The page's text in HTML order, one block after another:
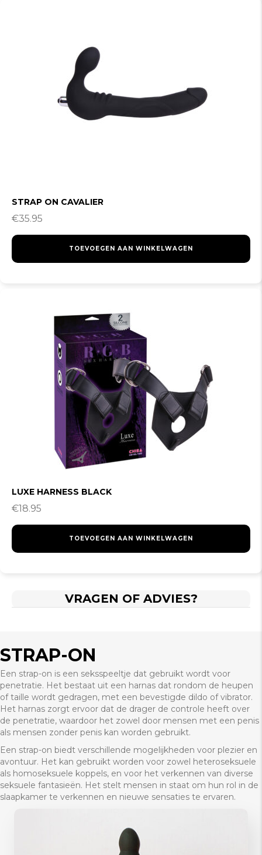
VRAGEN OF ADVIES?
STRAP ON CAVALIER
€35.95
TOEVOEGEN AAN WINKELWAGEN
LUXE HARNESS BLACK
€18.95
TOEVOEGEN AAN WINKELWAGEN
STRAP-ON
Een strap-on is een seksspeeltje dat gebruikt wordt voor
penetratie. Het bestaat uit een harnas dat rondom de heupen
of taille wordt gedragen, met een bevestigde dildo of vibrator.
Het harnas zorgt ervoor dat de drager de controle heeft over
de penetratie, waardoor het zowel door mensen met een penis
als mensen zonder penis kan worden gebruikt.
Een strap-on biedt verschillende mogelijkheden voor plezier en
avontuur. Het kan gebruikt worden voor zowel heteroseksuele
als homoseksuele koppels, en voor het verkennen van diverse
seksuele fantasieën. Het stelt mensen in staat om hun rol in de
slaapkamer te verkennen en nieuwe sensaties te ervaren.